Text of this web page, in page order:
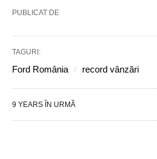
PUBLICAT DE
TAGURI:
Ford România record vânzări
9 YEARS ÎN URMĂ